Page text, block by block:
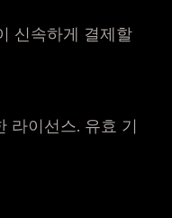
신속하게 결제할
라이선스. 유효 기